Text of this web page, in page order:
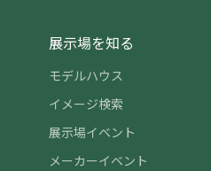
展示場を知る
モデルハウス
イメージ検索
展示場イベント
メーカーイベント